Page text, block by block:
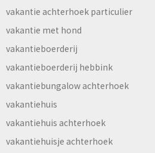
vakantie achterhoek particulier
vakantie met hond
vakantieboerderij
vakantieboerderij hebbink
vakantiebungalow achterhoek
vakantiehuis
vakantiehuis achterhoek
vakantiehuisje achterhoek